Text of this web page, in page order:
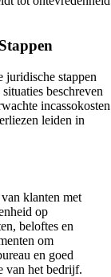
juridische stappen
beschreven
incassokosten
leiden in
klanten met
op
beloftes en
om
en goed
van het bedrijf.